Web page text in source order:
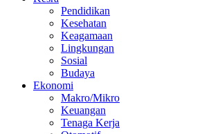
Pendidikan
Kesehatan
Keagamaan
Lingkungan
Sosial
Budaya
Ekonomi
Makro/Mikro
Keuangan
Tenaga Kerja